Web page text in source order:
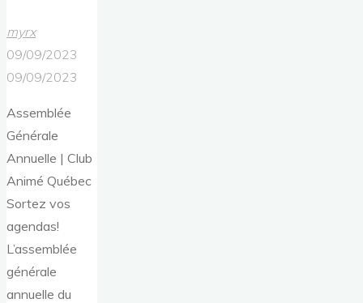
myrx
09/09/2023
09/09/2023
Assemblée
Générale
Annuelle | Club
Animé Québec
Sortez vos
agendas!
L’assemblée
générale
annuelle du